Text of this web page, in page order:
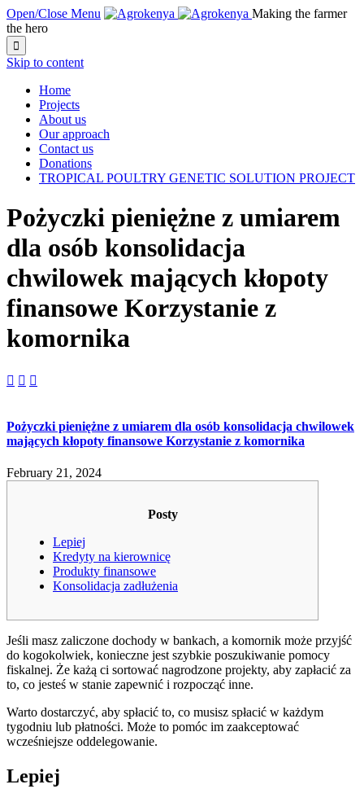
Open/Close Menu
Making the farmer
the hero

Skip to content
Home
Projects
About us
Our approach
Contact us
Donations
TROPICAL POULTRY GENETIC SOLUTION PROJECT
Pożyczki pieniężne z umiarem
dla osób konsolidacja
chwilowek mających kłopoty
finansowe Korzystanie z
komornika
  
Pożyczki pieniężne z umiarem dla osób konsolidacja chwilowek
mających kłopoty finansowe Korzystanie z komornika
February 21, 2024
Posty
Lepiej
Kredyty na kierownicę
Produkty finansowe
Konsolidacja zadłużenia
Jeśli masz zaliczone dochody w bankach, a komornik może przyjść
do kogokolwiek, konieczne jest szybkie poszukiwanie pomocy
fiskalnej. Że każą ci sortować nagrodzone projekty, aby zapłacić za
to, co jesteś w stanie zapewnić i rozpocząć inne.
Warto dostarczyć, aby spłacić to, co musisz spłacić w każdym
tygodniu lub płatności. Może to pomóc im zaakceptować
wcześniejsze oddelegowanie.
Lepiej